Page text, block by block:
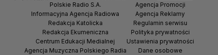
Polskie Radio S.A.
Informacyjna Agencja Radiowa
Redakcja Katolicka
Redakcja Ekumeniczna
Centrum Edukacji Medialnej
Agencja Muzyczna Polskiego Radia
Agencja Promocji
Agencja Reklamy
Regulamin serwisu
Polityka prywatności
Ustawienia prywatności
Dane osobowe